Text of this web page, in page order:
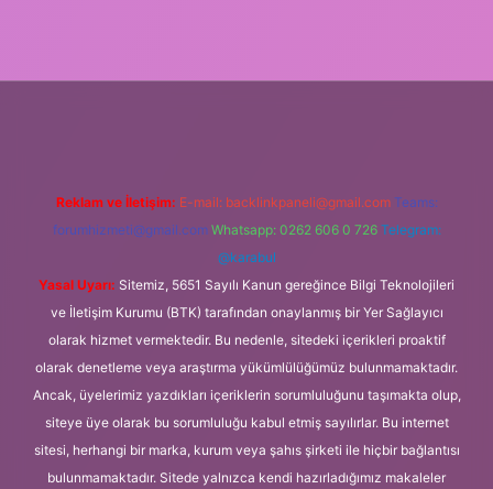
Reklam ve İletişim: E-mail: backlinkpaneli@gmail.com Teams:
forumhizmeti@gmail.com Whatsapp: 0262 606 0 726 Telegram:
@karabul
Yasal Uyarı: Sitemiz, 5651 Sayılı Kanun gereğince Bilgi Teknolojileri
ve İletişim Kurumu (BTK) tarafından onaylanmış bir Yer Sağlayıcı
olarak hizmet vermektedir. Bu nedenle, sitedeki içerikleri proaktif
olarak denetleme veya araştırma yükümlülüğümüz bulunmamaktadır.
Ancak, üyelerimiz yazdıkları içeriklerin sorumluluğunu taşımakta olup,
siteye üye olarak bu sorumluluğu kabul etmiş sayılırlar. Bu internet
sitesi, herhangi bir marka, kurum veya şahıs şirketi ile hiçbir bağlantısı
bulunmamaktadır. Sitede yalnızca kendi hazırladığımız makaleler